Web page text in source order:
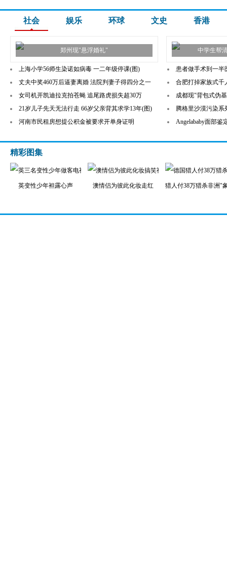
社会 娱乐 环球 文史 香港
郑州现"悬浮婚礼" 中学生帮
上海小学56师生染诺如病毒 一二年级停课(图)
丈夫中奖460万后逼妻离婚 法院判妻子得四分之一
女司机开凯迪拉克拍苍蝇 追尾路虎损失超30万
21岁儿子先天无法行走 66岁父亲背其求学13年(图)
河南市民租房想提公积金被要求开单身证明
患者做手术到一半
合肥打掉家族式千
成都现"背包式伪
腾格里沙漠污染系
Angelababy面部鉴
精彩图集
英变性少年袒露心声 澳情侣为彼此化妆走红 猎人付38万猎杀非洲"